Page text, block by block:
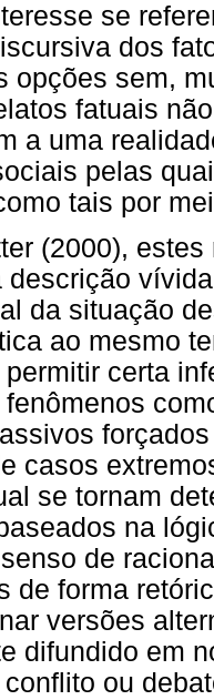
se
dos
opções sem,
fatuais
a uma
pelas
tais por
(2000),
descrição
da situação
ao mesmo
permitir certa
casos
se tornam
na
de
de forma
versões
difundido em
ou